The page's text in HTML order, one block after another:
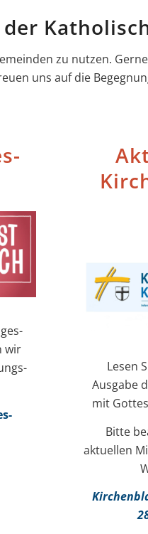
zu nutzen.
uns auf die
wir
Lesen
Ausgabe
mit
Bitte
aktuellen